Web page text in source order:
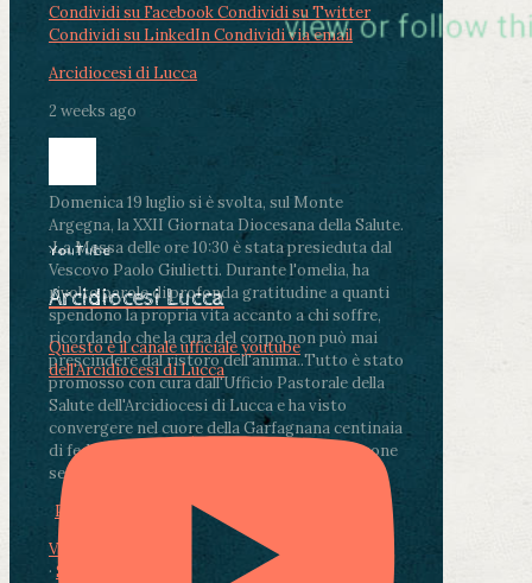
Condividi su FacebookCondividi su Twitter
Condividi su LinkedInCondividi via email
Arcidiocesi di Lucca
2 weeks ago
Domenica 19 luglio si è svolta, sul Monte
Argegna, la XXII Giornata Diocesana della Salute.
.La Messa delle ore 10:30 è stata presieduta dal
Vescovo Paolo Giulietti. Durante l'omelia, ha
rivolto parole di profonda gratitudine a quanti
spendono la propria vita accanto a chi soffre,
ricordando che la cura del corpo non può mai
prescindere dal ristoro dell'anima..Tutto è stato
promosso con cura dall'Ufficio Pastorale della
Salute dell'Arcidiocesi di Lucca e ha visto
convergere nel cuore della Garfagnana centinaia
di fedeli, operatori sanitari, volontari e persone
segnate dalla malattia.
Photo
View on Facebook
· Share
YouTube
Arcidiocesi Lucca
Questo è il canale ufficiale youtube
dell'Arcidiocesi di Lucca